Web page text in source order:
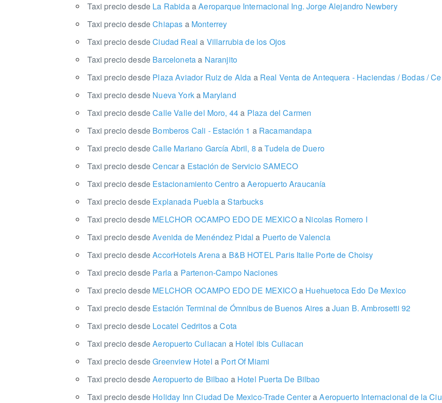
Taxi precio desde La RabidaaAeroparque Internacional Ing. Jorge Alejandro Newbery
Taxi precio desdeChiapas aMonterrey
Taxi precio desdeCiudad Reala Villarrubia de los Ojos
Taxi precio desde Barcelonetaa Naranjito
Taxi precio desde Plaza Aviador Ruiz de Alda aReal Venta de Antequera - Haciendas / Bodas /
Taxi precio desde Nueva Yorka Maryland
Taxi precio desdeCalle Valle del Moro, 44a Plaza del Carmen
Taxi precio desde Bomberos Cali - Estación 1 aRacamandapa
Taxi precio desdeCalle Mariano García Abril, 8aTudela de Duero
Taxi precio desdeCencara Estación de Servicio SAMECO
Taxi precio desde Estacionamiento CentroaAeropuerto Araucanía
Taxi precio desde Explanada PueblaaStarbucks
Taxi precio desde MELCHOR OCAMPO EDO DE MEXICOa Nicolas Romero I
Taxi precio desdeAvenida de Menéndez Pidala Puerto de Valencia
Taxi precio desdeAccorHotels Arenaa B&B HOTEL Paris Italie Porte de Choisy
Taxi precio desde Parlaa Partenon-Campo Naciones
Taxi precio desde MELCHOR OCAMPO EDO DE MEXICOa Huehuetoca Edo De Mexico
Taxi precio desde Estación Terminal de Ómnibus de Buenos Aires aJuan B. Ambrosetti 92
Taxi precio desde Locatel CedritosaCota
Taxi precio desdeAeropuerto Culiacan aHotel ibis Culiacan
Taxi precio desdeGreenview Hotel a Port Of Miami
Taxi precio desdeAeropuerto de Bilbao aHotel Puerta De Bilbao
Taxi precio desde Holiday Inn Ciudad De Mexico-Trade CenteraAeropuerto Internacional de la